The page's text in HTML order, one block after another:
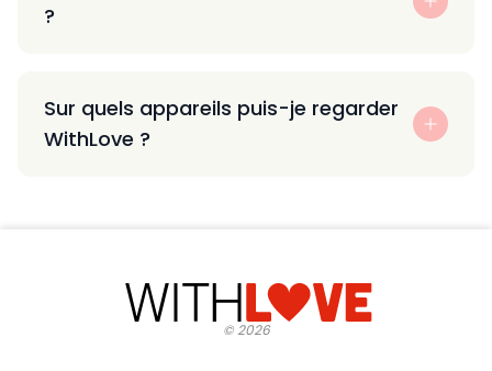
?
Sur quels appareils puis-je regarder
WithLove ?
©2026